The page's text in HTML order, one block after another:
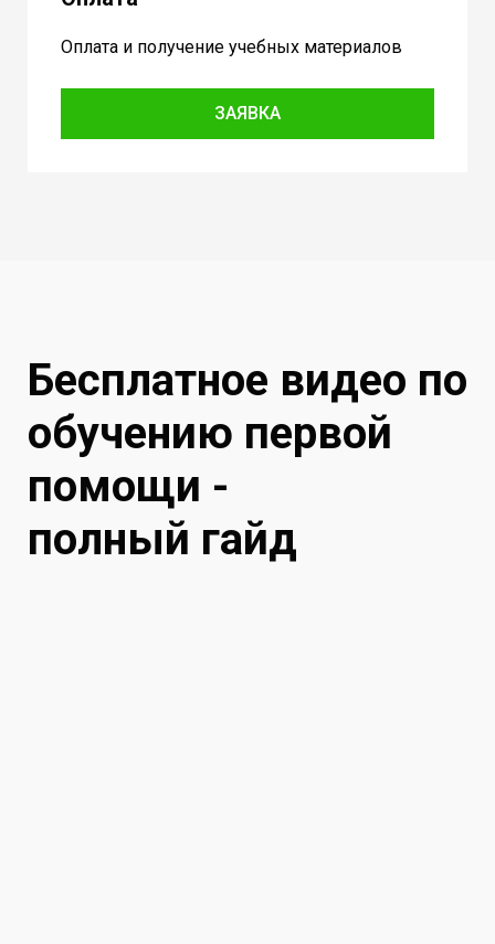
Оплата и получение учебных материалов
ЗАЯВКА
Бесплатное видео по
обучению первой
помощи -
полный гайд